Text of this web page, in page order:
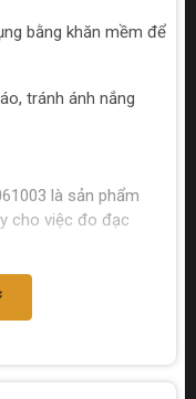
bằng khăn mềm để
tránh ánh nắng
là sản phẩm
cho việc đo đạc